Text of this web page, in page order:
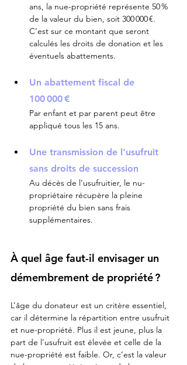
ans, la nue-propriété représente 50 %
de la valeur du bien, soit 300 000 €.
C’est sur ce montant que seront
calculés les droits de donation et les
éventuels abattements.
Un abattement fiscal de
100 000 €
Par enfant et par parent peut être
appliqué tous les 15 ans.
Une transmission de l'usufruit
sans droits de succession
Au décès de l’usufruitier, le nu-
propriétaire récupère la pleine
propriété du bien sans frais
supplémentaires.
À quel âge faut-il envisager un
démembrement de propriété ?
L’âge du donateur est un critère essentiel,
car il détermine la répartition entre usufruit
et nue-propriété. Plus il est jeune, plus la
part de l’usufruit est élevée et celle de la
nue-propriété est faible. Or, c’est la valeur